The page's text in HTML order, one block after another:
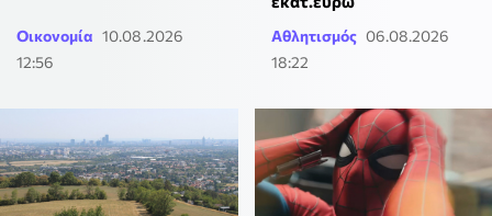
Οικονομία 10.08.2026
12:56
Αθλητισμός 06.08.2026
18:22